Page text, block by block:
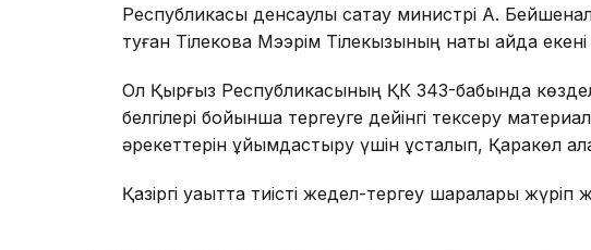
Республикасы денсаулық сақтау министрі А.
туған Тілекова Мээрім Тілекқызының нақты қайда екені
Ол Қырғыз Республикасының ҚК 343-бабында
белгілері бойынша тергеуге дейінгі тексеру
әрекеттерін ұйымдастыру үшін ұсталып, Қаракөл
Қазіргі уақытта тиісті жедел-тергеу шаралары жүріп